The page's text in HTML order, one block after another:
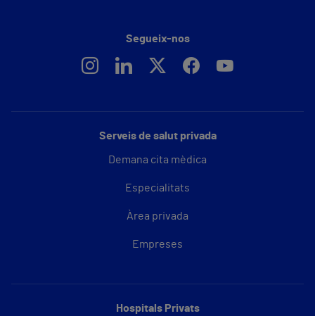
Serveis de salut privada
Demana cita mèdica
Especialitats
Àrea privada
Empreses
Hospitals Privats
Segueix-nos